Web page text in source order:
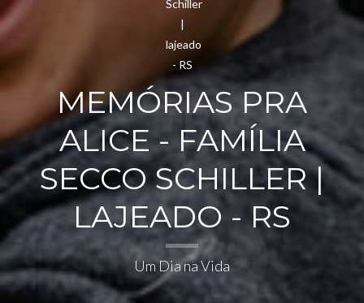
MEMÓRIAS PRA
ALICE - FAMÍLIA
SECCO SCHILLER |
LAJEADO - RS
Um Dia na Vida